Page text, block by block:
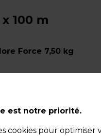
100 m
Force 7,50 kg
est notre priorité.
cookies pour